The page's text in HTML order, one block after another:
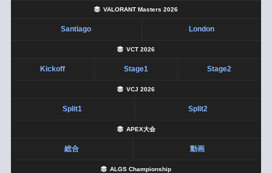
VALORANT Masters 2026
Santiago London
VCT 2026
Kickoff Stage1 Stage2
VCJ 2026
Split1 Split2
APEX大会
総合 動画
ALGS Championship